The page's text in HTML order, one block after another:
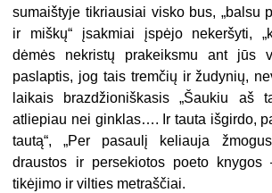
sumaištyje tikriausiai visko bus, „balsu
ir miškų“ įsakmiai įspėjo nekeršyti,
dėmės nekristų prakeiksmu ant jūs
paslaptis, jog tais tremčių ir žudynių,
laikais brazdžioniškasis „Šaukiu aš
atliepiau nei ginklas…. Ir tauta išgirdo,
tautą“, „Per pasaulį keliauja
draustos ir persekiotos poeto knygos
tikėjimo ir vilties metraščiai.